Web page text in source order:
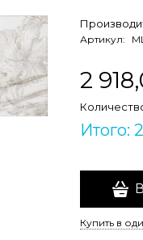
Артикул:
2
Итого:
Купить в